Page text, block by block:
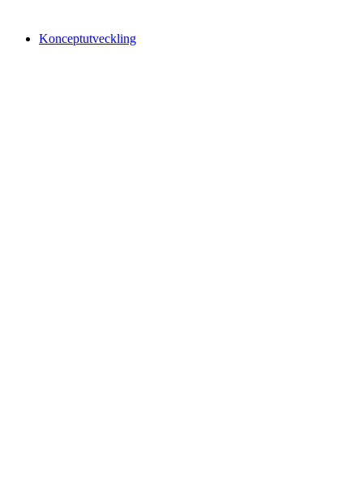
Konceptutveckling